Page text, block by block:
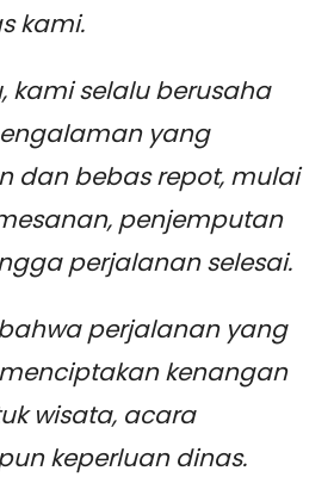
kami.
kami selalu berusaha
yang
dan bebas repot, mulai
penjemputan
perjalanan selesai.
perjalanan yang
kenangan
wisata, acara
keperluan dinas.